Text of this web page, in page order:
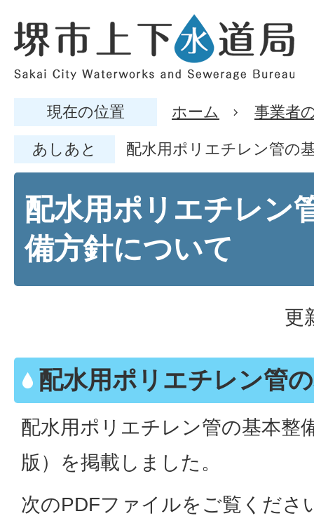
現在の位置 ホーム 事業者
あしあと 配水用ポリエチレン管の
配水用ポリエチレン
備方針について
更
配水用ポリエチレン管
配水用ポリエチレン管の基本整
版）を掲載しました。
次のPDFファイルをご覧くださ